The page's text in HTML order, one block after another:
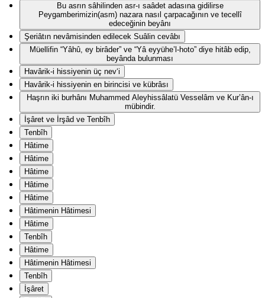
Bu asrın sâhilinden asr-ı saâdet adasına gidilirse
Peygamberimizin(asm) nazara nasıl çarpacağının ve tecellî
edeceğinin beyânı
Şeriâtın nevâmisinden edilecek Suâlin cevâbı
Müellifin “Yâhû, ey birâder” ve “Yâ eyyühe’l-hoto” diye hitâb edip,
beyânda bulunması
Havârik-i hissiyenin üç nev‘i
Havârik-i hissiyenin en birincisi ve kübrâsı
Haşrın iki burhânı Muhammed Aleyhissâlatü Vesselâm ve Kur’ân-ı
mübindir.
İşâret ve İrşâd ve Tenbîh
Tenbîh
Hâtime
Hâtime
Hâtime
Hâtime
Hâtime
Hâtimenin Hâtimesi
Hâtime
Tenbîh
Hâtime
Hâtimenin Hâtimesi
Tenbîh
İşâret